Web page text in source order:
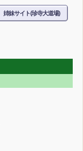
姉妹サイト(珍寺大道場)